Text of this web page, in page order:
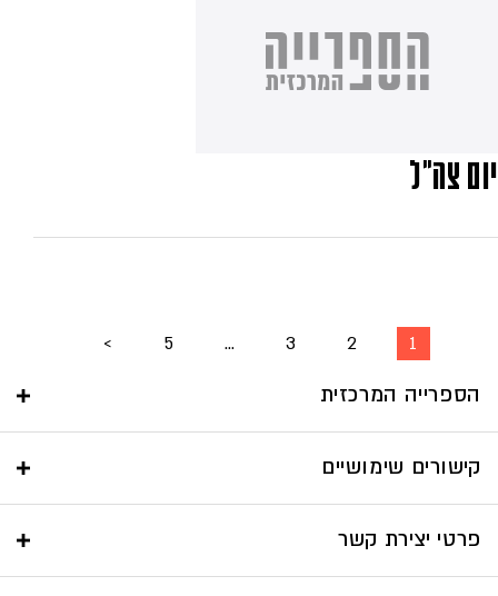
יום צה"ל
1
2
3
…
5
>
הספרייה המרכזית
קישורים שימושיים
פרטי יצירת קשר